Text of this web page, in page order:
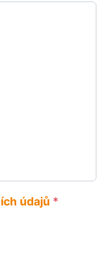
údajů *